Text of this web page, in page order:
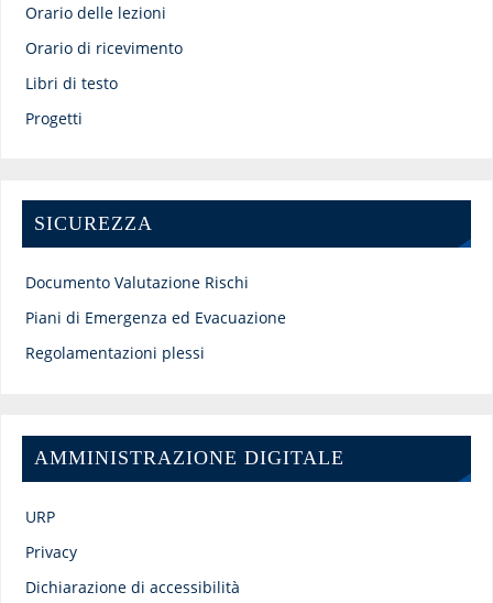
Orario delle lezioni
Orario di ricevimento
Libri di testo
Progetti
SICUREZZA
Documento Valutazione Rischi
Piani di Emergenza ed Evacuazione
Regolamentazioni plessi
AMMINISTRAZIONE DIGITALE
URP
Privacy
Dichiarazione di accessibilità